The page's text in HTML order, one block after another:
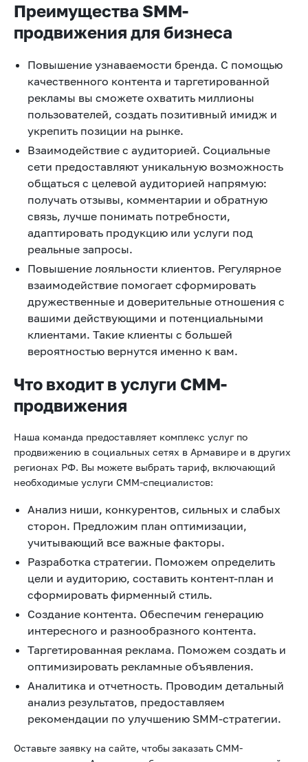
Преимущества SMM-
продвижения для бизнеса
Повышение узнаваемости бренда. С помощью
качественного контента и таргетированной
рекламы вы сможете охватить миллионы
пользователей, создать позитивный имидж и
укрепить позиции на рынке.
Взаимодействие с аудиторией. Социальные
сети предоставляют уникальную возможность
общаться с целевой аудиторией напрямую:
получать отзывы, комментарии и обратную
связь, лучше понимать потребности,
адаптировать продукцию или услуги под
реальные запросы.
Повышение лояльности клиентов. Регулярное
взаимодействие помогает сформировать
дружественные и доверительные отношения с
вашими действующими и потенциальными
клиентами. Такие клиенты с большей
вероятностью вернутся именно к вам.
Что входит в услуги СММ-
продвижения
Наша команда предоставляет комплекс услуг по
продвижению в социальных сетях в Армавире и в других
регионах РФ. Вы можете выбрать тариф, включающий
необходимые услуги СММ-специалистов:
Анализ ниши, конкурентов, сильных и слабых
сторон. Предложим план оптимизации,
учитывающий все важные факторы.
Разработка стратегии. Поможем определить
цели и аудиторию, составить контент-план и
сформировать фирменный стиль.
Создание контента. Обеспечим генерацию
интересного и разнообразного контента.
Таргетированная реклама. Поможем создать и
оптимизировать рекламные объявления.
Аналитика и отчетность. Проводим детальный
анализ результатов, предоставляем
рекомендации по улучшению SMM-стратегии.
Оставьте заявку на сайте, чтобы заказать СММ-